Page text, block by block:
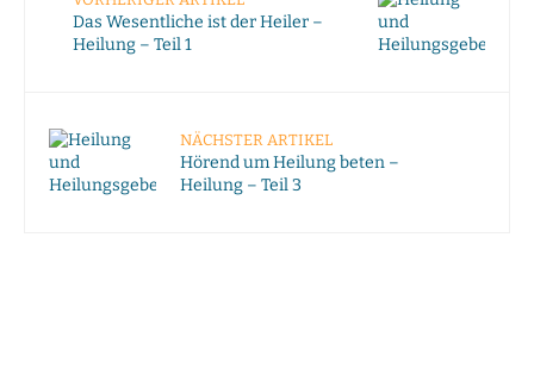
Das Wesentliche ist der Heiler –
Heilung – Teil 1
NÄCHSTER ARTIKEL
Hörend um Heilung beten –
Heilung – Teil 3